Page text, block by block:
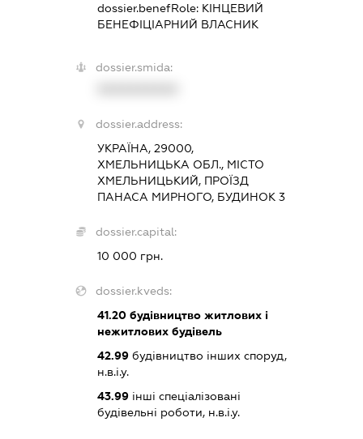
dossier.benefRole: КІНЦЕВИЙ
БЕНЕФІЦІАРНИЙ ВЛАСНИК
dossier.smida:
dossier.address:
УКРАЇНА, 29000,
ХМЕЛЬНИЦЬКА ОБЛ., МІСТО
ХМЕЛЬНИЦЬКИЙ, ПРОЇЗД
ПАНАСА МИРНОГО, БУДИНОК 3
dossier.capital:
10 000 грн.
dossier.kveds:
41.20 будівництво житлових і
нежитлових будівель
42.99 будівництво інших споруд,
н.в.і.у.
43.99 інші спеціалізовані
будівельні роботи, н.в.і.у.